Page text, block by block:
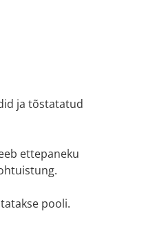
ja tõstatatud
ettepaneku
pooli.